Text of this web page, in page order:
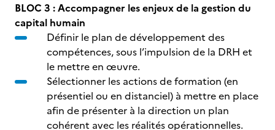
BLOC 3 : Accompagner les enjeux de la gestion du
capital humain
Définir le plan de développement des
compétences, sous l’impulsion de la DRH et
le mettre en œuvre.
Sélectionner les actions de formation (en
présentiel ou en distanciel) à mettre en place
afin de présenter à la direction un plan
cohérent avec les réalités opérationnelles.